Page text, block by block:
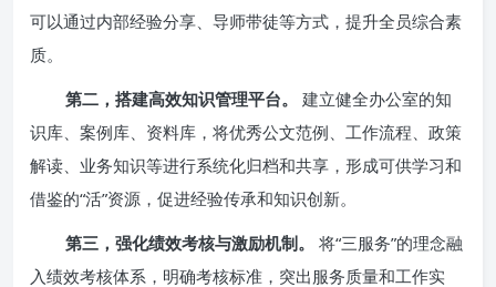
可以通过内部经验分享、导师带徒等方式，提升全员综合素
质。
第二，搭建高效知识管理平台。
建立健全办公室的知
识库、案例库、资料库，将优秀公文范例、工作流程、政策
解读、业务知识等进行系统化归档和共享，形成可供学习和
借鉴的“活”资源，促进经验传承和知识创新。
第三，强化绩效考核与激励机制。
将“三服务”的理念融
入绩效考核体系，明确考核标准，突出服务质量和工作实